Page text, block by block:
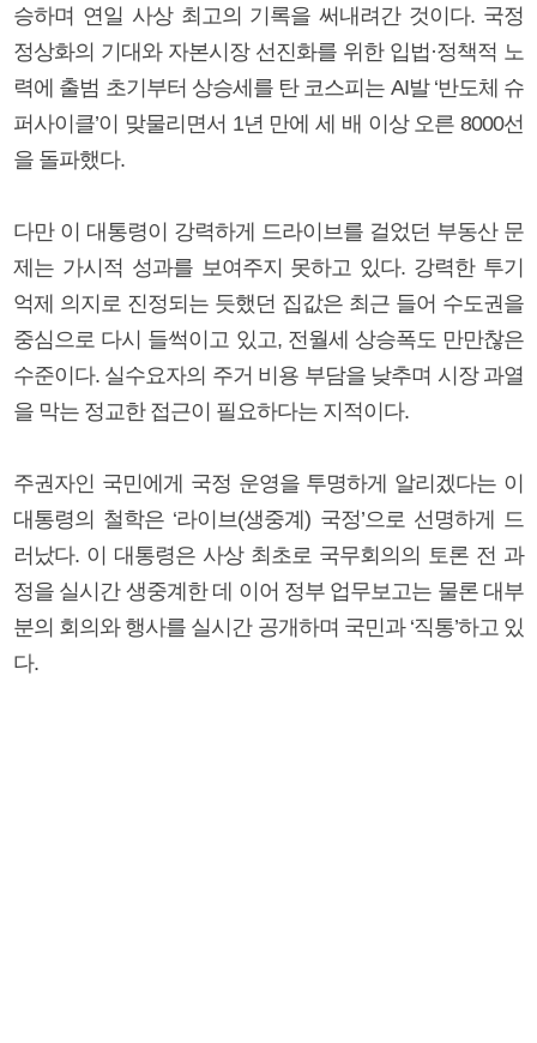
승하며 연일 사상 최고의 기록을 써내려간 것이다. 국정
정상화의 기대와 자본시장 선진화를 위한 입법·정책적 노
력에 출범 초기부터 상승세를 탄 코스피는 AI발 ‘반도체 슈
퍼사이클’이 맞물리면서 1년 만에 세 배 이상 오른 8000선
을 돌파했다.
다만 이 대통령이 강력하게 드라이브를 걸었던 부동산 문
제는 가시적 성과를 보여주지 못하고 있다. 강력한 투기
억제 의지로 진정되는 듯했던 집값은 최근 들어 수도권을
중심으로 다시 들썩이고 있고, 전월세 상승폭도 만만찮은
수준이다. 실수요자의 주거 비용 부담을 낮추며 시장 과열
을 막는 정교한 접근이 필요하다는 지적이다.
주권자인 국민에게 국정 운영을 투명하게 알리겠다는 이
대통령의 철학은 ‘라이브(생중계) 국정’으로 선명하게 드
러났다. 이 대통령은 사상 최초로 국무회의의 토론 전 과
정을 실시간 생중계한 데 이어 정부 업무보고는 물론 대부
분의 회의와 행사를 실시간 공개하며 국민과 ‘직통’하고 있
다.